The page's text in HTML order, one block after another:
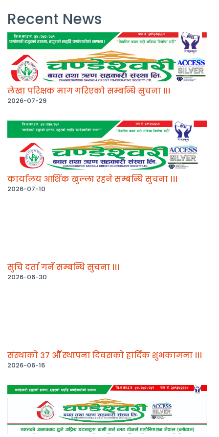
Recent News
लेखा परिक्षक माग गरिएको सम्बन्धि सुचना ।।।
2026-07-29
कार्यालय आशिंक खुल्ला रहने सम्बन्धि सुचना ।।।
2026-07-10
सुचि दर्ता गर्ने सम्बन्धि सुचना ।।।
2026-06-30
संस्थाको ३७ औँ स्थापना दिवसको हार्दिक शुभकामना ।।।
2026-06-16